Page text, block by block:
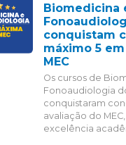
Biomedicina
conquistam
máximo 5
MEC
Os cursos de
Fonoaudiologia
conquistaram
avaliação do
excelência